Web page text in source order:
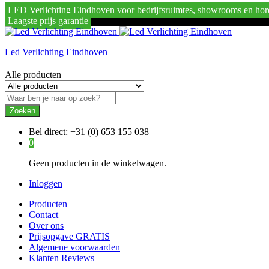
LED Verlichting Eindhoven voor bedrijfsruimtes, showrooms en
Laagste prijs garantie
Led Verlichting Eindhoven
Alle producten
Zoeken
Bel direct: +31 (0) 653 155 038
0
Geen producten in de winkelwagen.
Inloggen
Producten
Contact
Over ons
Prijsopgave GRATIS
Algemene voorwaarden
Klanten Reviews